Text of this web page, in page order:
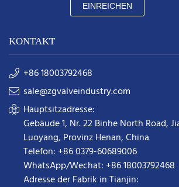
EINREICHEN
KONTAKT
+86 18003792468
sale@zgvalveindustry.com
Hauptsitzadresse:
Gebäude 1, Nr. 22 Binhe North Road,
Luoyang, Provinz Henan, China
Telefon: +86 0379-60689006
WhatsApp/Wechat: +86 18003792468
Adresse der Fabrik in Tianjin: